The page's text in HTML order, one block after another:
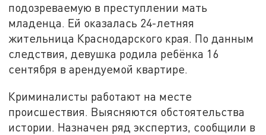
подозреваемую в преступлении мать
младенца. Ей оказалась 24-летняя
жительница Краснодарского края. По данным
следствия, девушка родила ребёнка 16
сентября в арендуемой квартире.
Криминалисты работают на месте
происшествия. Выясняются обстоятельства
истории. Назначен ряд экспертиз, сообщили в